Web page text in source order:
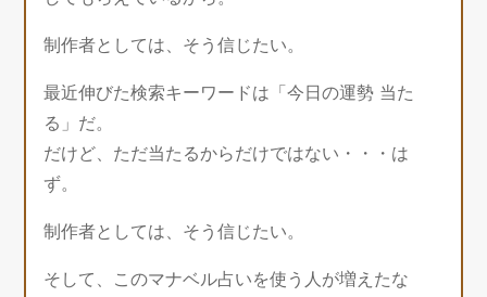
制作者としては、そう信じたい。
最近伸びた検索キーワードは「今日の運勢 当た
る」だ。
だけど、ただ当たるからだけではない・・・は
ず。
制作者としては、そう信じたい。
そして、このマナベル占いを使う人が増えたな